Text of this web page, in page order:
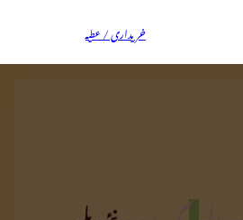
خریداری / عطیہ